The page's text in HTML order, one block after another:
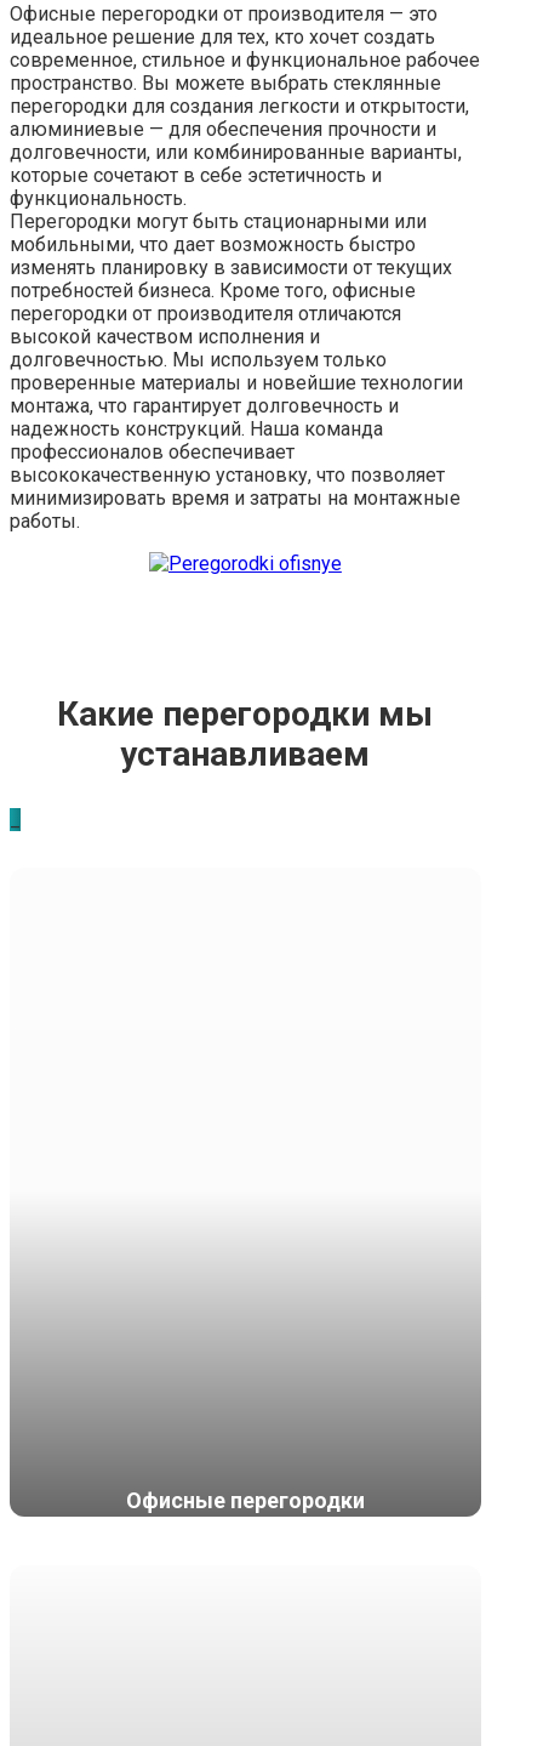
Офисные перегородки от производителя — это
идеальное решение для тех, кто хочет создать
современное, стильное и функциональное рабочее
пространство. Вы можете выбрать стеклянные
перегородки для создания легкости и открытости,
алюминиевые — для обеспечения прочности и
долговечности, или комбинированные варианты,
которые сочетают в себе эстетичность и
функциональность.
Перегородки могут быть стационарными или
мобильными, что дает возможность быстро
изменять планировку в зависимости от текущих
потребностей бизнеса. Кроме того, офисные
перегородки от производителя отличаются
высокой качеством исполнения и
долговечностью. Мы используем только
проверенные материалы и новейшие технологии
монтажа, что гарантирует долговечность и
надежность конструкций. Наша команда
профессионалов обеспечивает
высококачественную установку, что позволяет
минимизировать время и затраты на монтажные
работы.
Какие перегородки мы
устанавливаем
Офисные перегородки